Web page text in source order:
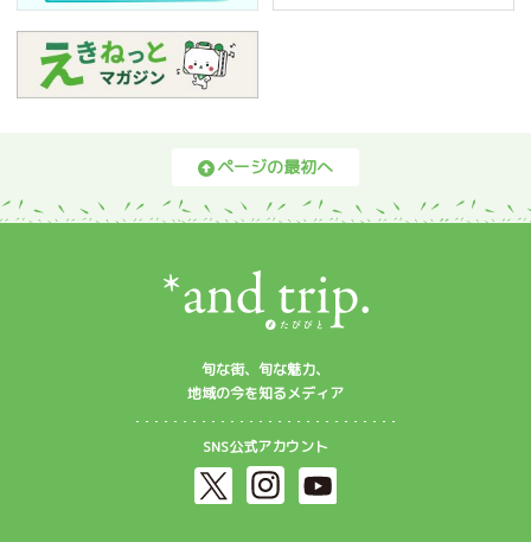
ページの最初へ
旬な街、旬な魅力、
地域の今を知るメディア
SNS公式アカウント